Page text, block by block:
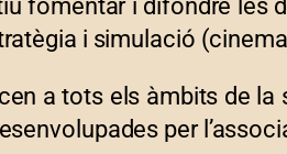
fomentar i difondre
i simulació
a tots els àmbits de
per